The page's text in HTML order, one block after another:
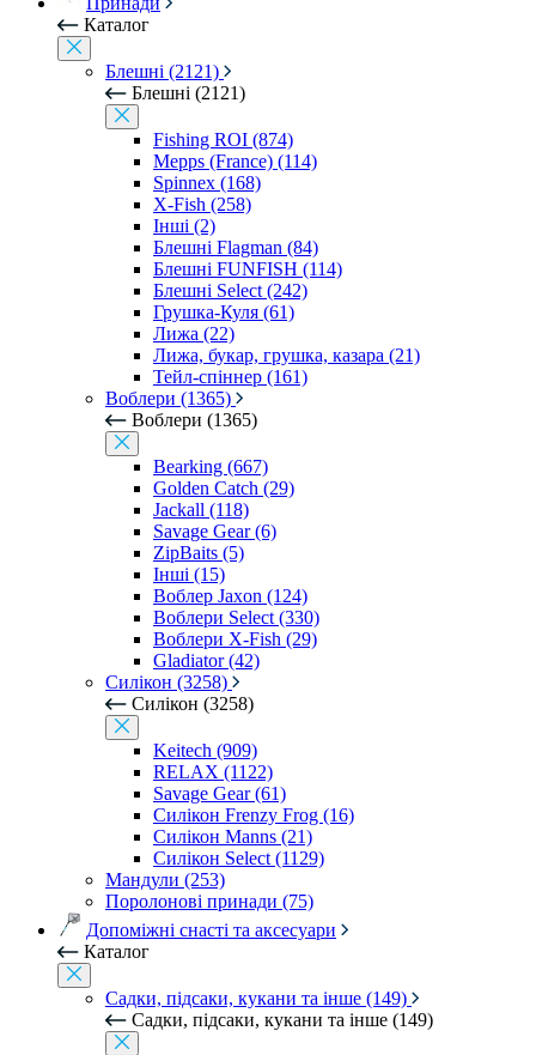
Каталог
Блешні (2121)
Блешні (2121)
Fishing ROI (874)
Mepps (France) (114)
Spinnex (168)
X-Fish (258)
Інші (2)
Блешні Flagman (84)
Блешні FUNFISH (114)
Блешні Select (242)
Грушка-Куля (61)
Лижа (22)
Лижа, букар, грушка, казара (21)
Тейл-спіннер (161)
Воблери (1365)
Воблери (1365)
Bearking (667)
Golden Catch (29)
Jackall (118)
Savage Gear (6)
ZipBaits (5)
Інші (15)
Воблер Jaxon (124)
Воблери Select (330)
Воблери X-Fish (29)
Gladiator (42)
Силікон (3258)
Силікон (3258)
Keitech (909)
RELAX (1122)
Savage Gear (61)
Силікон Frenzy Frog (16)
Силікон Manns (21)
Силікон Select (1129)
Мандули (253)
Поролонові принади (75)
Допоміжні снасті та аксесуари
Каталог
Садки, підсаки, кукани та інше (149)
Садки, підсаки, кукани та інше (149)